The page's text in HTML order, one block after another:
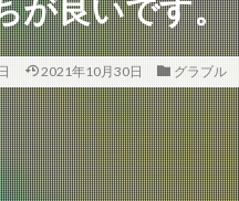
が良いです。
2021年10月30日 グラブル